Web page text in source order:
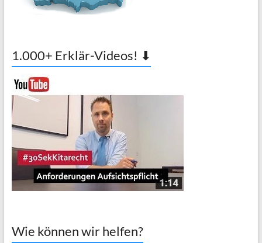
1.000+ Erklär-Videos! ⬇
Wie können wir helfen?